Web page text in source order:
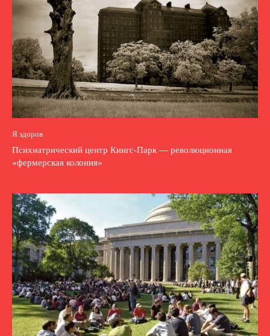
Я здоров
Психиатрический центр Кингс-Парк — революционная
«фермерская колония»